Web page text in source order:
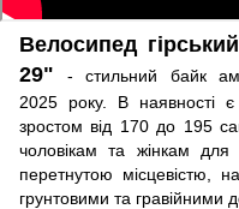
Велосипед
29" - стильний байк
2025 року. В наявності
зростом від 170 до 195
чоловікам та жінкам для
перетнутою місцевістю,
грунтовими та гравійними